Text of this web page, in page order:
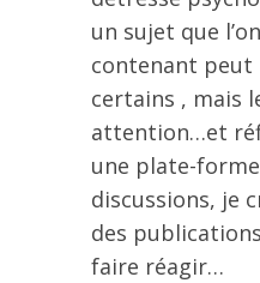
un sujet que
contenant
certains , mais
attention…et
une plate-
discussions, je
des
faire réagir…